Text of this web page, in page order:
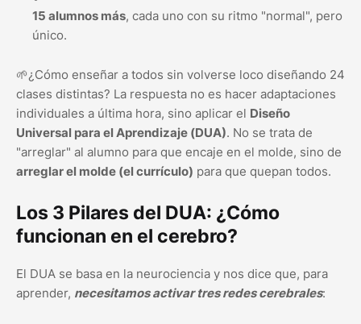
15 alumnos más, cada uno con su ritmo "normal", pero
único.
🌱¿Cómo enseñar a todos sin volverse loco diseñando 24
clases distintas? La respuesta no es hacer adaptaciones
individuales a última hora, sino aplicar el Diseño
Universal para el Aprendizaje (DUA). No se trata de
"arreglar" al alumno para que encaje en el molde, sino de
arreglar el molde (el currículo) para que quepan todos.
Los 3 Pilares del DUA: ¿Cómo
funcionan en el cerebro?
El DUA se basa en la neurociencia y nos dice que, para
aprender, necesitamos activar tres redes cerebrales: